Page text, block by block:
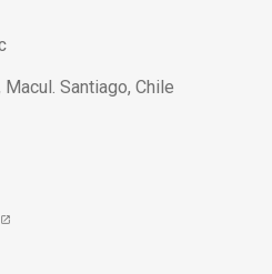
Santiago, Chile